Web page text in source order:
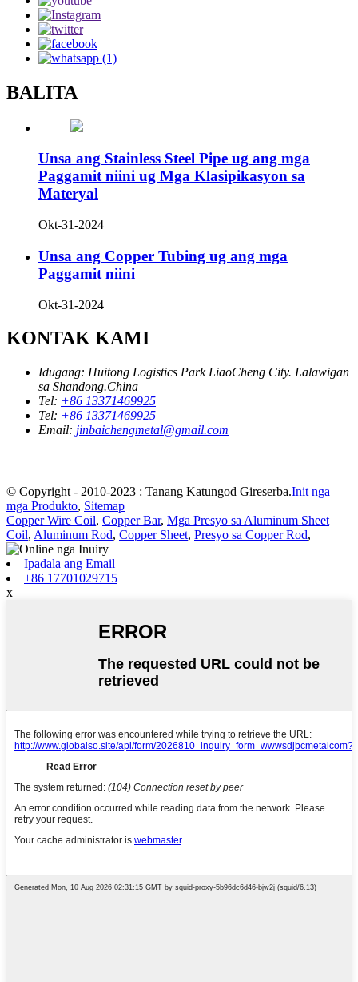
BALITA
Unsa ang Stainless Steel Pipe ug ang mga
Paggamit niini ug Mga Klasipikasyon sa
Materyal
Okt-31-2024
Unsa ang Copper Tubing ug ang mga
Paggamit niini
Okt-31-2024
KONTAK KAMI
Idugang: Huitong Logistics Park LiaoCheng City. Lalawigan
sa Shandong.China
Tel: +86 13371469925
Tel: +86 13371469925
Email: jinbaichengmetal@gmail.com
© Copyright - 2010-2023 : Tanang Katungod Gireserba.Init nga
mga Produkto, Sitemap
Copper Wire Coil, Copper Bar, Mga Presyo sa Aluminum Sheet
Coil, Aluminum Rod, Copper Sheet, Presyo sa Copper Rod,
Ipadala ang Email
+86 17701029715
x